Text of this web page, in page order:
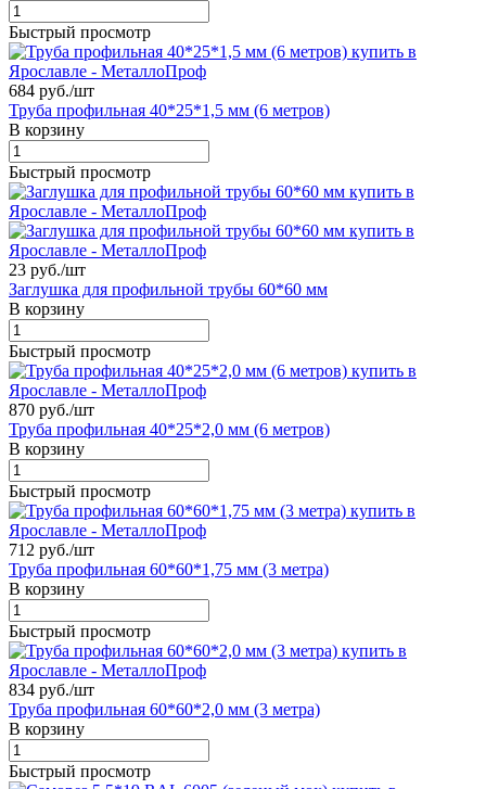
Быстрый просмотр
684 руб./шт
Труба профильная 40*25*1,5 мм (6 метров)
В корзину
Быстрый просмотр
23 руб./шт
Заглушка для профильной трубы 60*60 мм
В корзину
Быстрый просмотр
870 руб./шт
Труба профильная 40*25*2,0 мм (6 метров)
В корзину
Быстрый просмотр
712 руб./шт
Труба профильная 60*60*1,75 мм (3 метра)
В корзину
Быстрый просмотр
834 руб./шт
Труба профильная 60*60*2,0 мм (3 метра)
В корзину
Быстрый просмотр